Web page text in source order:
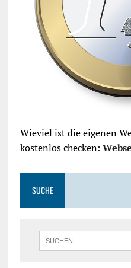
Wieviel ist die eigenen
kostenlos checken:
SUCHE